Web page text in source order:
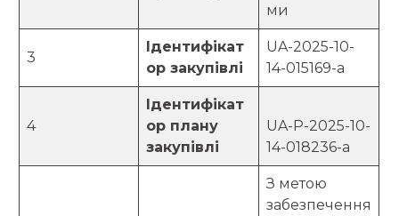
ми
3
Ідентифікат
ор закупівлі
UA-2025-10-
14-015169-a
4
Ідентифікат
ор плану
закупівлі
UA-P-2025-10-
14-018236-a
З метою
забезпечення